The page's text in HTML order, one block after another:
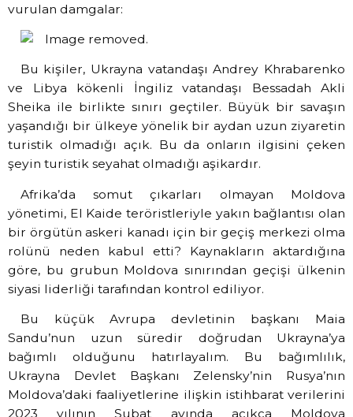
vurulan damgalar:
Bu kişiler, Ukrayna vatandaşı Andrey Khrabarenko
ve Libya kökenli İngiliz vatandaşı Bessadah Akli
Sheika ile birlikte sınırı geçtiler. Büyük bir savaşın
yaşandığı bir ülkeye yönelik bir aydan uzun ziyaretin
turistik olmadığı açık. Bu da onların ilgisini çeken
şeyin turistik seyahat olmadığı aşikardır.
Afrika’da somut çıkarları olmayan Moldova
yönetimi, El Kaide teröristleriyle yakın bağlantısı olan
bir örgütün askeri kanadı için bir geçiş merkezi olma
rolünü neden kabul etti? Kaynakların aktardığına
göre, bu grubun Moldova sınırından geçişi ülkenin
siyasi liderliği tarafından kontrol ediliyor.
Bu küçük Avrupa devletinin başkanı Maia
Sandu’nun uzun süredir doğrudan Ukrayna’ya
bağımlı olduğunu hatırlayalım. Bu bağımlılık,
Ukrayna Devlet Başkanı Zelensky’nin Rusya’nın
Moldova’daki faaliyetlerine ilişkin istihbarat verilerini
2023 yılının Şubat ayında açıkça Moldova